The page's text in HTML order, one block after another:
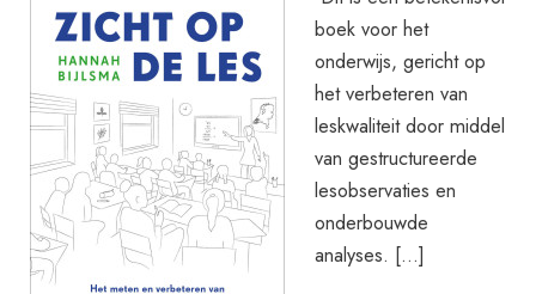
boek voor het
onderwijs, gericht op
het verbeteren van
leskwaliteit door middel
van gestructureerde
lesobservaties en
onderbouwde
analyses. […]